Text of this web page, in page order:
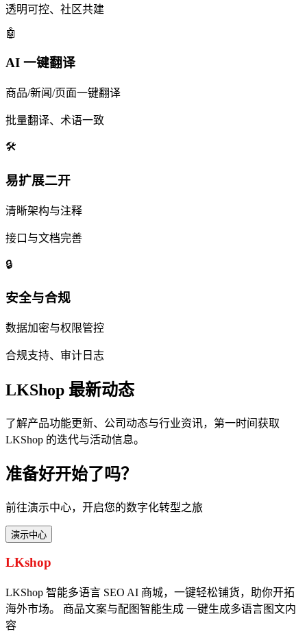
透明可控、社区共建
🤖
AI 一键翻译
商品/新闻/页面一键翻译
批量翻译、术语一致
🛠
易扩展二开
清晰架构与注释
接口与文档完善
🔒
安全与合规
数据加密与权限管控
合规支持、审计日志
LKShop 最新动态
了解产品功能更新、公司动态与行业资讯，第一时间获取
LKShop 的迭代与活动信息。
准备好开始了吗？
前往演示中心，开启您的数字化转型之旅
演示中心
LKshop
LKShop 智能多语言 SEO AI 商城，一键轻松铺货，助你开拓
海外市场。
商品文案与配图智能生成 一键生成多语言图文内
容